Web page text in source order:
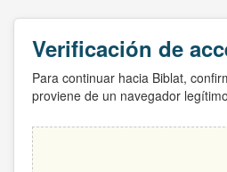
Verificación de
Para continuar hacia Biblat,
proviene de un navegador